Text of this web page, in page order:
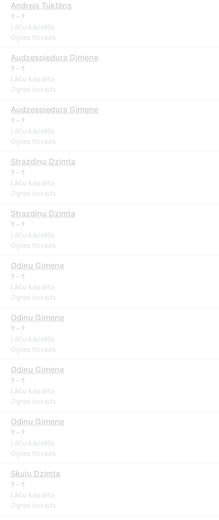
Andrejs Tuktēns
? - ?
Lāču kapsēta
Ogres novads
Audzespiedura Ģimene
? - ?
Lāču kapsēta
Ogres novads
Audzespiedura Ģimene
? - ?
Lāču kapsēta
Ogres novads
Strazdiņu Dzimta
? - ?
Lāču kapsēta
Ogres novads
Strazdiņu Dzimta
? - ?
Lāču kapsēta
Ogres novads
Odiņu Ģimene
? - ?
Lāču kapsēta
Ogres novads
Odiņu Ģimene
? - ?
Lāču kapsēta
Ogres novads
Odiņu Ģimene
? - ?
Lāču kapsēta
Ogres novads
Odiņu Ģimene
? - ?
Lāču kapsēta
Ogres novads
Skuju Dzimta
? - ?
Lāču kapsēta
Ogres novads